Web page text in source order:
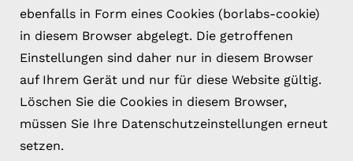
ebenfalls in Form eines Cookies (borlabs-cookie)
in diesem Browser abgelegt. Die getroffenen
Einstellungen sind daher nur in diesem Browser
auf Ihrem Gerät und nur für diese Website gültig.
Löschen Sie die Cookies in diesem Browser,
müssen Sie Ihre Datenschutzeinstellungen erneut
setzen.